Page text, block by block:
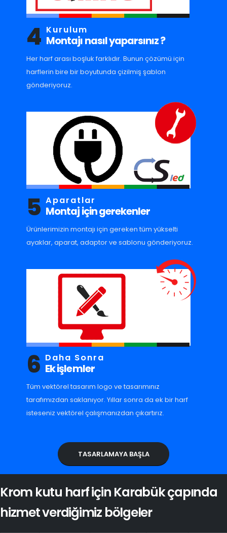
4 Kurulum
Montajı nasıl yaparsınız ?
Her harf arası boşluk farklıdır. Bunun çözümü için
harflerin bire bir boyutunda çizilmiş şablon
gönderiyoruz.
5 Aparatlar
Montaj için gerekenler
Ürünlerimizin montajı için gereken tüm yükselti
ayaklar, aparat, adaptor ve sablonu gönderiyoruz.
6 Daha Sonra
Ek işlemler
Tüm vektörel tasarım logo ve tasarımınız
tarafımızdan saklanıyor. Yıllar sonra da ek bir harf
isteseniz vektörel çalışmanızdan çıkartırız.
TASARLAMAYA BAŞLA
Krom kutu harf için Karabük çapında
hizmet verdiğimiz bölgeler